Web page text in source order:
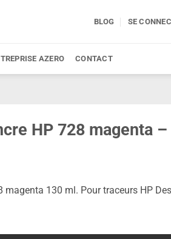
BLOG SE
AZERO CONTACT
HP 728 magenta –
magenta 130 ml. Pour traceurs HP
HP 728 magenta - 130 ml